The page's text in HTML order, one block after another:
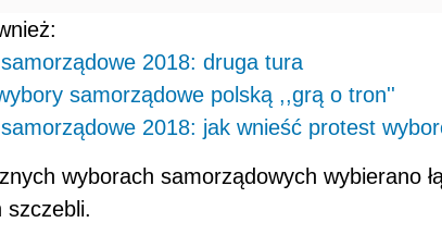
2018: druga tura
samorządowe polską ,,grą o tron''
2018: jak wnieść protest
wyborach samorządowych wybierano
szczebli.